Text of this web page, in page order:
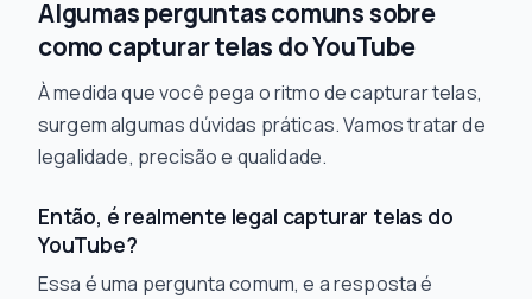
Algumas perguntas comuns sobre
como capturar telas do YouTube
À medida que você pega o ritmo de capturar telas,
surgem algumas dúvidas práticas. Vamos tratar de
legalidade, precisão e qualidade.
Então, é realmente legal capturar telas do
YouTube?
Essa é uma pergunta comum, e a resposta é